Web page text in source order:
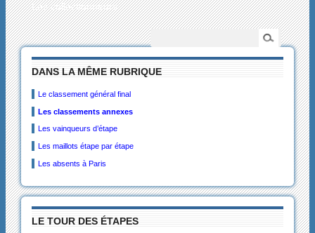
Les collectionneurs
DANS LA MÊME RUBRIQUE
Le classement général final
Les classements annexes
Les vainqueurs d’étape
Les maillots étape par étape
Les absents à Paris
LE TOUR DES ÉTAPES